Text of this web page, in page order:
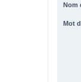
Nom
Mot